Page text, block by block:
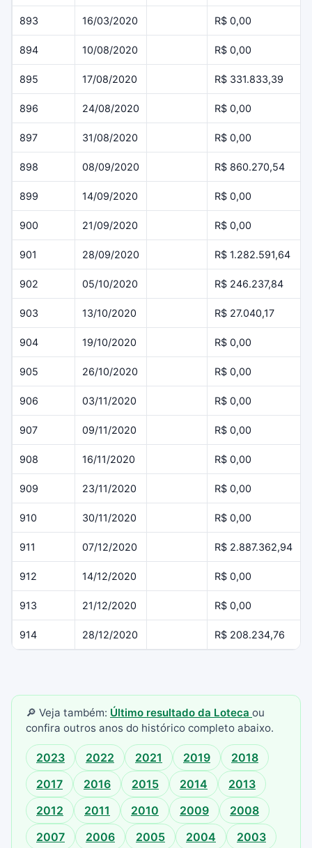
893 16/03/2020 R$ 0,00
894 10/08/2020 R$ 0,00
895 17/08/2020 R$ 331.833,39
896 24/08/2020 R$ 0,00
897 31/08/2020 R$ 0,00
898 08/09/2020 R$ 860.270,54
899 14/09/2020 R$ 0,00
900 21/09/2020 R$ 0,00
901 28/09/2020 R$ 1.282.591,64
902 05/10/2020 R$ 246.237,84
903 13/10/2020 R$ 27.040,17
904 19/10/2020 R$ 0,00
905 26/10/2020 R$ 0,00
906 03/11/2020 R$ 0,00
907 09/11/2020 R$ 0,00
908 16/11/2020 R$ 0,00
909 23/11/2020 R$ 0,00
910 30/11/2020 R$ 0,00
911 07/12/2020 R$ 2.887.362,94
912 14/12/2020 R$ 0,00
913 21/12/2020 R$ 0,00
914 28/12/2020 R$ 208.234,76
🔎 Veja também: Último resultado da Loteca ou
confira outros anos do histórico completo abaixo.
2023 2022 2021 2019
2018
2017
2016 2015 2014
2013
2012
2011 2010 2009
2008
2007
2006 2005 2004 2003